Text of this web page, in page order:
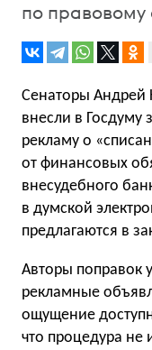
по
Сенаторы Андрей
внесли в Госдуму
рекламу о
от финансовых
внесудебного
в думской
предлагаются в
Авторы поправок
рекламные
ощущение
что процедура не